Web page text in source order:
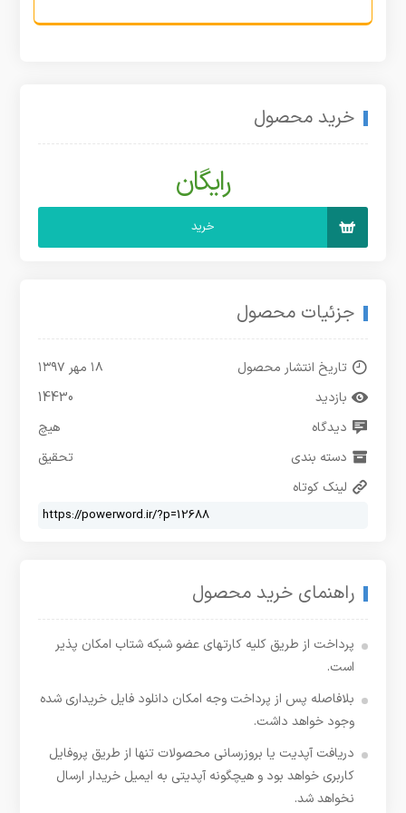
خرید محصول
رایگان
خرید
جزئیات محصول
تاریخ انتشار محصول
۱۸ مهر ۱۳۹۷
بازدید
14430
دیدگاه
هیچ
دسته بندی
تحقیق
لینک کوتاه
راهنمای خرید محصول
پرداخت از طریق کلیه کارتهای عضو شبکه شتاب امکان پذیر
است.
بلافاصله پس از پرداخت وجه امکان دانلود فایل خریداری شده
وجود خواهد داشت.
دریافت آپدیت یا بروزرسانی محصولات تنها از طریق پروفایل
کاربری خواهد بود و هیچگونه آپدیتی به ایمیل خریدار ارسال
نخواهد شد.